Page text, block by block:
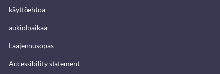
käyttöehtoa
aukioloaikaa
Laajennusopas
Accessibility statement